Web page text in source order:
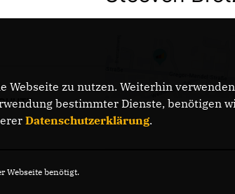
Webseite zu nutzen. Weiterhin
bestimmter Dienste, benötigen
Datenschutzerklärung.
Webseite benötigt.